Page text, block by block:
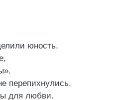
юность.
перепихнулись.
для любви.